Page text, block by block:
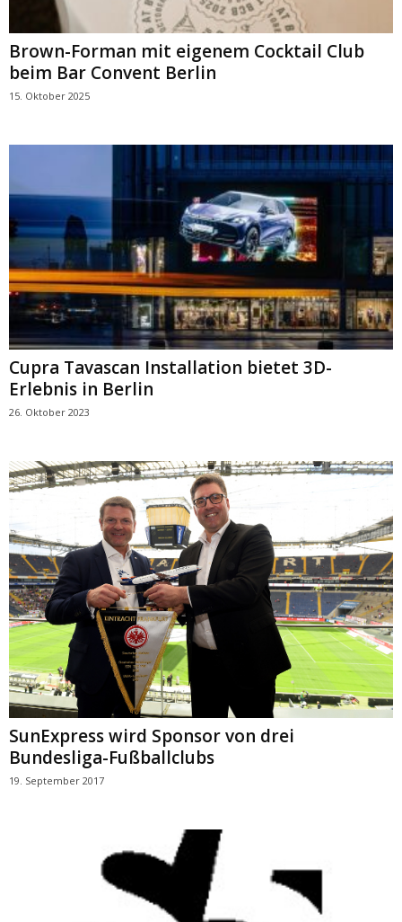
Brown-Forman mit eigenem Cocktail Club
beim Bar Convent Berlin
15. Oktober 2025
Cupra Tavascan Installation bietet 3D-
Erlebnis in Berlin
26. Oktober 2023
SunExpress wird Sponsor von drei
Bundesliga-Fußballclubs
19. September 2017